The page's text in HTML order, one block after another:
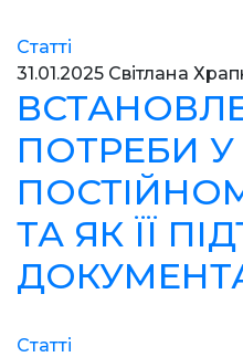
Статті
31.01.2025 Світлана
ПОТРЕБИ У
ТА ЯК ЇЇ
Статті